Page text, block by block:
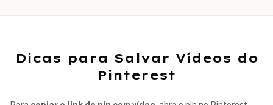
Dicas para Salvar Vídeos do
Pinterest